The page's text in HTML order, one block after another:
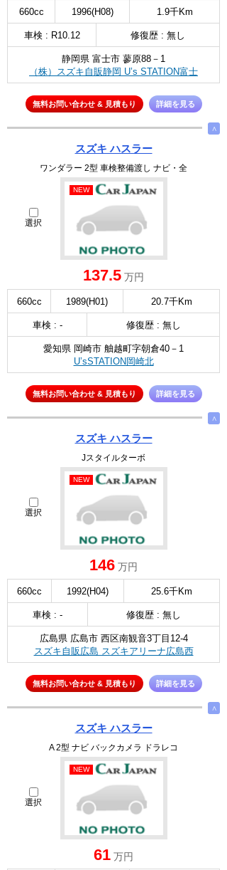
660cc 1996(H08) 1.9千Km
車検 : R10.12 修復歴 : 無し
静岡県 富士市 蓼原88－1
（株）スズキ自販静岡 U’s STATION富士
無料お問い合わせ & 見積もり 詳細を見る
∧
スズキ ハスラー
ワンダラー 2型 車検整備渡し ナビ・全
選択
NEW
137.5 万円
660cc 1989(H01) 20.7千Km
車検 : - 修復歴 : 無し
愛知県 岡崎市 舳越町字朝倉40－1
U’sSTATION岡崎北
無料お問い合わせ & 見積もり 詳細を見る
∧
スズキ ハスラー
Jスタイルターボ
選択
NEW
146 万円
660cc 1992(H04) 25.6千Km
車検 : - 修復歴 : 無し
広島県 広島市 西区南観音3丁目12-4
スズキ自販広島 スズキアリーナ広島西
無料お問い合わせ & 見積もり 詳細を見る
∧
スズキ ハスラー
A 2型 ナビ バックカメラ ドラレコ
選択
NEW
61 万円